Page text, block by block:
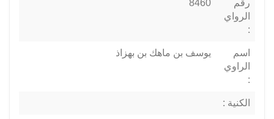
رقم
الرواي
:
8460
اسم
الراوي
:
يوسف بن ماهك بن بهزاذ
الكنية :